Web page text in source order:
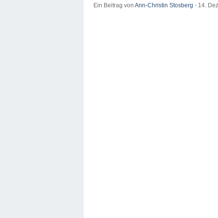
Ein Beitrag von Ann-Christin Stosberg ⋅ 14.